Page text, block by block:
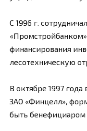
С 1996 г.
финансирования
лесотехническую
В октябре 1997
ЗАО «Финцелл»,
быть бенефициаром